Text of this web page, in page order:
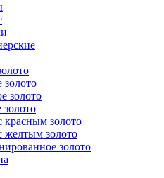
золото
золото
золото
красным золото
желтым золото
золото